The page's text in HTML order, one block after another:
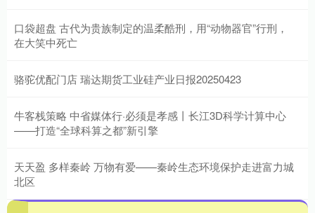
口袋超盘 古代为贵族制定的温柔酷刑，用“动物器官”行刑，
在大笑中死亡
骆驼优配门店 瑞达期货工业硅产业日报20250423
牛客栈策略 中省媒体行·必须是孝感丨长江3D科学计算中心
——打造“全球科算之都”新引擎
天天盈 多样秦岭 万物有爱——秦岭生态环境保护走进富力城
北区